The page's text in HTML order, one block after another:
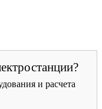
и расчета